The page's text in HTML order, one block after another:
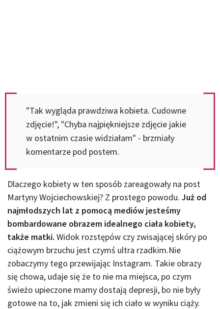
"Tak wygląda prawdziwa kobieta. Cudowne
zdjęcie!", "Chyba najpiękniejsze zdjęcie jakie
w ostatnim czasie widziałam" - brzmiały
komentarze pod postem.
Dlaczego kobiety w ten sposób zareagowały na post
Martyny Wojciechowskiej? Z prostego powodu. Już od
najmłodszych lat z pomocą mediów jesteśmy
bombardowane obrazem idealnego ciała kobiety,
także matki. Widok rozstępów czy zwisającej skóry po
ciążowym brzuchu jest czymś ultra rzadkim.Nie
zobaczymy tego przewijając Instagram. Takie obrazy
się chowa, udaje się że to nie ma miejsca, po czym
świeżo upieczone mamy dostają depresji, bo nie były
gotowe na to, jak zmieni się ich ciało w wyniku ciąży.